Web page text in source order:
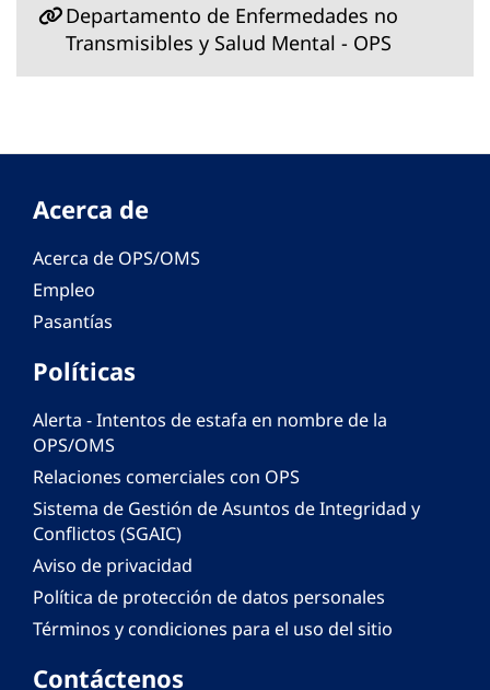
Departamento de Enfermedades no
Transmisibles y Salud Mental - OPS
Acerca de
Acerca de OPS/OMS
Empleo
Pasantías
Políticas
Alerta - Intentos de estafa en nombre de la
OPS/OMS
Relaciones comerciales con OPS
Sistema de Gestión de Asuntos de Integridad y
Conflictos (SGAIC)
Aviso de privacidad
Política de protección de datos personales
Términos y condiciones para el uso del sitio
Contáctenos